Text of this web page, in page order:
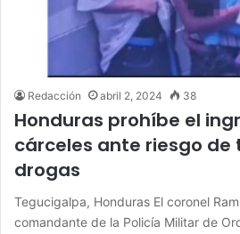
Redacción abril 2, 2024 38
Honduras prohíbe el
cárceles ante riesgo de
drogas
Tegucigalpa, Honduras El coronel
comandante de la Policía Militar de